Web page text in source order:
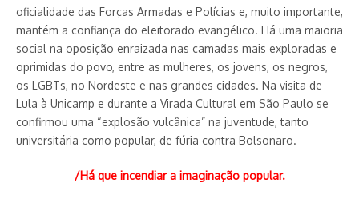
oficialidade das Forças Armadas e Polícias e, muito importante,
mantém a confiança do eleitorado evangélico. Há uma maioria
social na oposição enraizada nas camadas mais exploradas e
oprimidas do povo, entre as mulheres, os jovens, os negros,
os LGBTs, no Nordeste e nas grandes cidades. Na visita de
Lula à Unicamp e durante a Virada Cultural em São Paulo se
confirmou uma “explosão vulcânica” na juventude, tanto
universitária como popular, de fúria contra Bolsonaro.
/Há que incendiar a imaginação popular.